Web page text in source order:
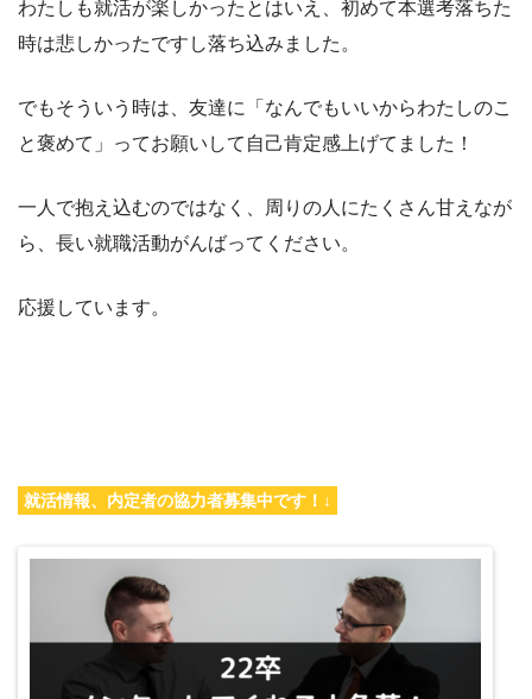
わたしも就活が楽しかったとはいえ、初めて本選考落ちた
時は悲しかったですし落ち込みました。
でもそういう時は、友達に「なんでもいいからわたしのこ
と褒めて」ってお願いして自己肯定感上げてました！
一人で抱え込むのではなく、周りの人にたくさん甘えなが
ら、長い就職活動がんばってください。
応援しています。
就活情報、内定者の協力者募集中です！↓